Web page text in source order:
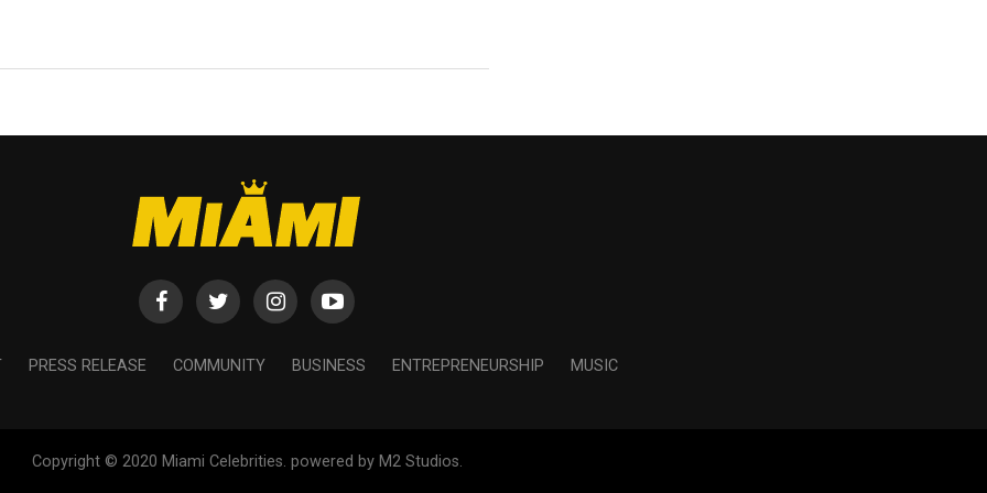
PRESS RELEASE COMMUNITY BUSINESS ENTREPRENEURSHIP MUSIC
Copyright © 2020 Miami Celebrities. powered by M2 Studios.